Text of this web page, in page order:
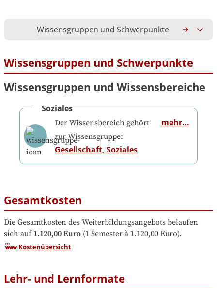
Wissensgruppen und Schwerpunkte
Wissensgruppen und Schwerpunkte
Wissensgruppen und Wissensbereiche
Soziales
Der Wissensbereich gehört
zur Wissensgruppe:
Gesellschaft, Soziales
mehr...
Gesamtkosten
Die Gesamtkosten des Weiterbildungsangebots belaufen
sich auf 1.120,00 Euro (1 Semester à 1.120,00 Euro).
Kostenübersicht
Lehr- und Lernformate